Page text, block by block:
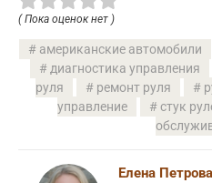
( Пока оценок нет )
американские автомобили
диагностика управления
руля
ремонт руля
управление
стук
Елена Петрова